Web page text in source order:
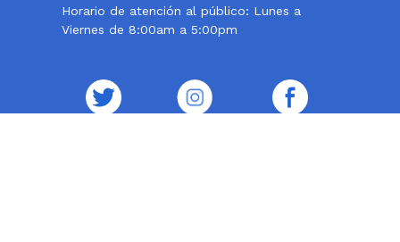
Horario de atención al público: Lunes a
Viernes de 8:00am a 5:00pm